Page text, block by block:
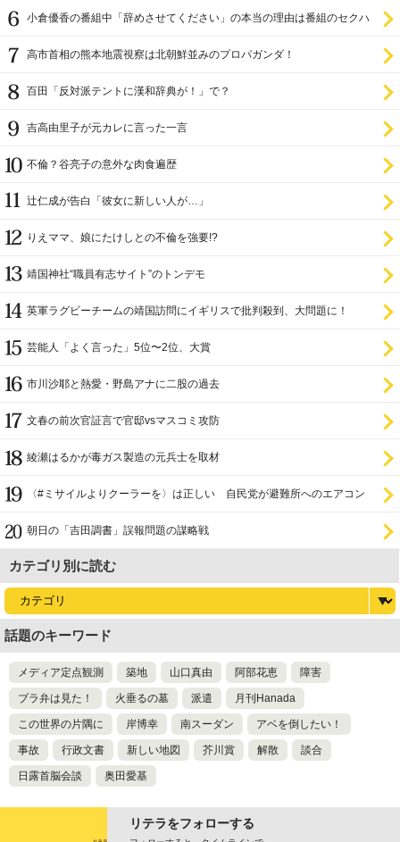
小倉優香の番組中「辞めさせてください」の本当の理由は番組のセクハ
高市首相の熊本地震視察は北朝鮮並みのプロパガンダ！
百田「反対派テントに漢和辞典が！」で？
吉高由里子が元カレに言った一言
不倫？谷亮子の意外な肉食遍歴
辻仁成が告白「彼女に新しい人が…」
りえママ、娘にたけしとの不倫を強要!?
靖国神社“職員有志サイト”のトンデモ
英軍ラグビーチームの靖国訪問にイギリスで批判殺到、大問題に！
芸能人「よく言った」5位〜2位、大賞
市川沙耶と熱愛・野島アナに二股の過去
文春の前次官証言で官邸vsマスコミ攻防
綾瀬はるかが毒ガス製造の元兵士を取材
〈#ミサイルよりクーラーを〉は正しい 自民党が避難所へのエアコン
朝日の「吉田調書」誤報問題の謀略戦
カテゴリ別に読む
話題のキーワード
メディア定点観測 築地 山口真由 阿部花恵 障害
ブラ弁は見た！ 火垂るの墓 派遣 月刊Hanada
この世界の片隅に 岸博幸 南スーダン アベを倒したい！
事故 行政文書 新しい地図 芥川賞 解散 談合
日露首脳会談 奥田愛基
リテラをフォローする